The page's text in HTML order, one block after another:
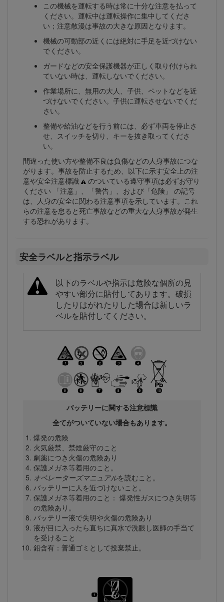
この機械を運転する時は常に十分な注意を払って
ください。運転中は運転操作に集中してくださ
い；注意散漫は事故の大きな原因となります。
機械の可動部の近くには絶対に手足を近づけない
でください。
ガードなどの安全保護機器が正しく取り付けられ
ていない時は、運転しないでください。
作業場所に、無用の大人、子供、ペットなどを近
づけないでください。子供に運転させないでくだ
さい。
整備や給油などを行う前には、必ず車両を停止さ
せ、スイッチを切り、キーを抜き取ってくださ
い。
間違った使い方や整備不良は負傷などの人身事故につな
がります。事故を防止するため、以下に示す安全上の注
意や安全注意標識
のついている遵守事項は必ずお守り
ください 「注意」、「警告」、および「危険」 の記号
は、人身の安全に関わる注意事項を示しています。これ
らの注意を怠ると死亡事故などの重大な人身事故が発生
する恐れがあります。
安全ラベルと指示ラベル
以下のラベルや指示は危険な個所の見
やすい部分に貼付してあります。破損
したりはがれたりした場合は新しいラ
ベルを貼付してください。
バッテリーに関する注意標識
全てがついていない場合もあります。
爆発の危険
火気厳禁、禁煙厳守のこと
劇薬につき火傷の危険あり
保護メガネ等着用のこと。
オペレーターズマニュアルを読むこと。
バッテリーに人を近づけないこと。
保護メガネ等着用のこと： 爆発性ガスにつき失明等
の危険あり。
バッテリー液で失明や火傷の危険あり
液が目に入ったら直ちに真水で洗眼し医師の手当て
を受けること
鉛含有：普通ゴミとして投棄禁止。